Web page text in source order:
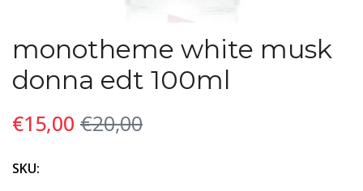
monotheme white musk
donna edt 100ml
€15,00 €20,00
SKU: